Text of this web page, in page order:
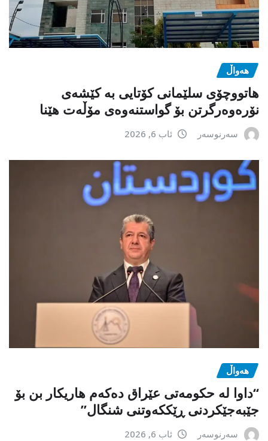
هەواڵ
هاتووچۆی سلێمانی کۆتایی بە کێشەی
نۆرەوەرگرتن بۆ گواستنەوەی مۆڵەت هێنا
سەرنوسەر ئاب 6, 2026
هەواڵ
“داوا لە حكومەتی عێراق دەكەم هاریكار بن بۆ
جێبەجێكردنی ڕێككەوتنی شنگال”
سەرنوسەر ئاب 6, 2026